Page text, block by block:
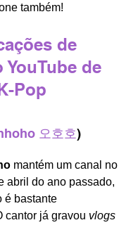
também!
de
YouTube de
Pop
오호호)
mantém um canal no
abril do ano passado,
é bastante
cantor já gravou vlogs